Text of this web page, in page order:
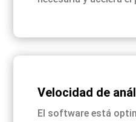
Velocidad de
El software está